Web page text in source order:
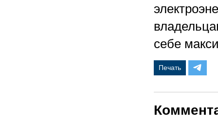
себе
Печать